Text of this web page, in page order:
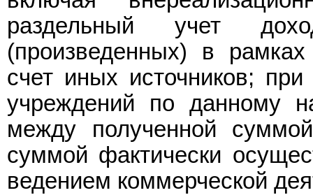
раздельный учет
(произведенных) в
счет иных источников;
учреждений по данному
между полученной
суммой фактически
ведением коммерческой